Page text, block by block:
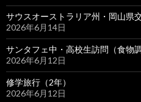
サウスオーストラリア州・岡山県
2026年6月14日
サンタフェ中・高校生訪問（食物
2026年6月12日
修学旅行（2年）
2026年6月12日